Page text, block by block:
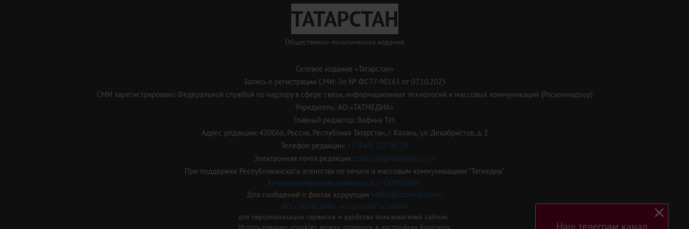
ТАТАРСТАН
Общественно-политическое издание
Сетевое издание «Татарстан»
Запись о регистрации СМИ: Эл № ФС77-90163 от 07.10.2025
СМИ зарегистрировано Федеральной службой по надзору в сфере связи, информационных технологий и массовых коммуникаций (Роскомнадзор)
Учредитель: АО «ТАТМЕДИА»
Главный редактор: Вафина Т.Н.
Адрес редакции: 420066, Россия, Республика Татарстан, г. Казань, ул. Декабристов, д. 2
Телефон редакции: +7 (843) 222 09 79
Электронная почта редакции: tatarstan@tatmedia.com
При поддержке Республиканского агентства по печати и массовым коммуникациям "Татмедиа"
Антикоррупционная политика АО "ТАТМЕДИА"
Для сообщений о фактах коррупции vafina@tatmedia.com
АО «ТАТМЕДИА» использует «cookie»
для персонализации сервисов и удобства пользователей сайтом.
Использование «cookie» можно отменить в настройках браузера.